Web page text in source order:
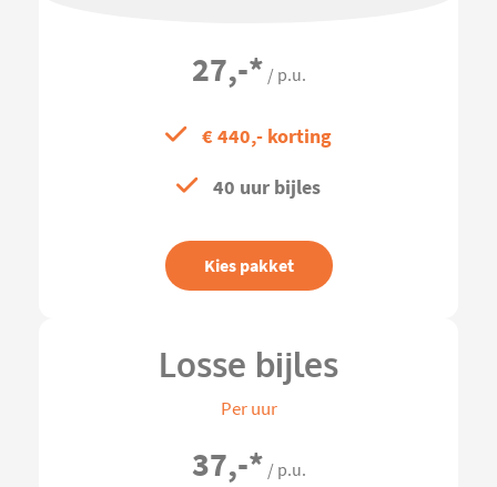
27,-* / p.u.
€ 440,- korting
40 uur bijles
Kies pakket
Losse bijles
Per uur
37,-* / p.u.